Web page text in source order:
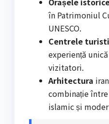
în Patrimoniul
UNESCO.
Centrele
experiență
vizitatori.
Arhitectura
combinație
islamic și